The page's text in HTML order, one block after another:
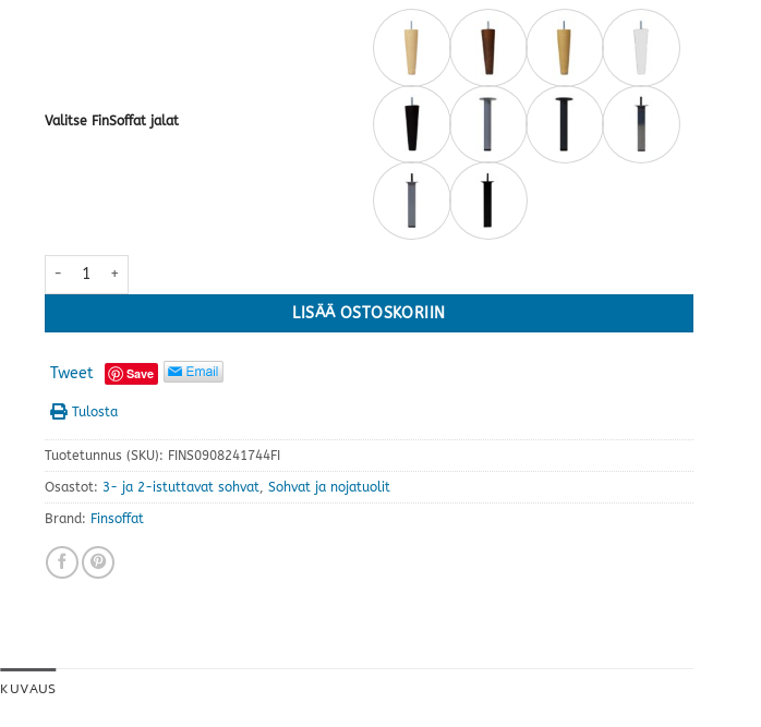
Valitse FinSoffat jalat
Tuohi 3-istuttava sohva · useita värejä määrä
LISÄÄ OSTOSKORIIN
Tweet Save
Tulosta
Tuotetunnus (SKU): FINS0908241744FI
Osastot: 3- ja 2-istuttavat sohvat Sohvat ja nojatuolit
Brand: Finsoffat
KUVAUS